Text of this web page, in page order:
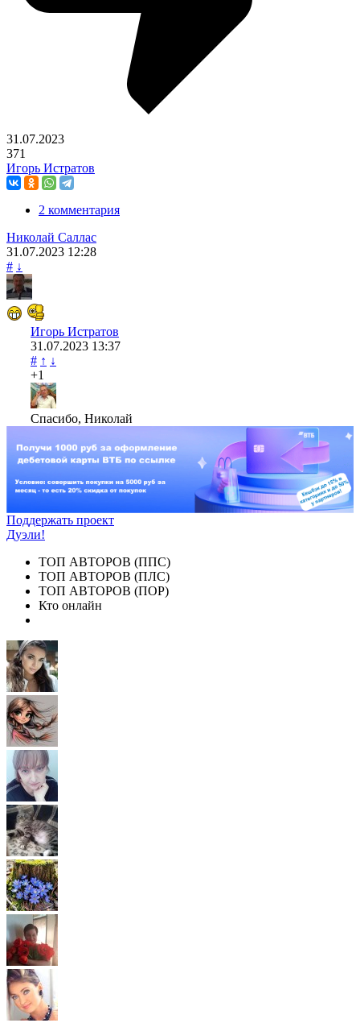
31.07.2023
371
Игорь Истратов
2 комментария
Николай Саллас
31.07.2023 12:28
# ↓
Игорь Истратов
31.07.2023 13:37
# ↑ ↓
+1
Спасибо, Николай
Поддержать проект
Дуэли!
ТОП АВТОРОВ (ППС)
ТОП АВТОРОВ (ПЛС)
ТОП АВТОРОВ (ПОР)
Кто онлайн